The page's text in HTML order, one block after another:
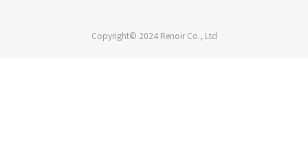
Copyright© 2024 Renoir Co., Ltd